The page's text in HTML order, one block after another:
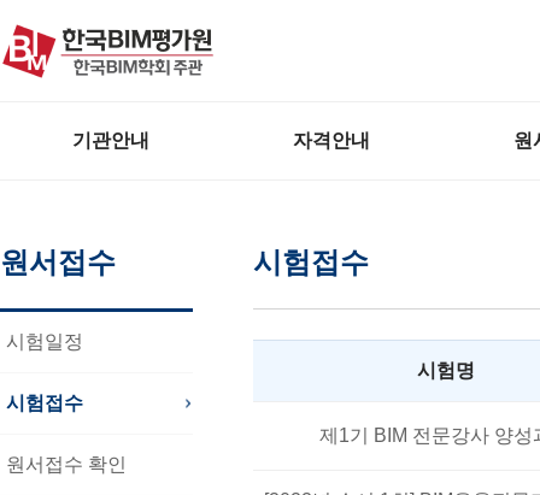
기관안내 자격안내 원
원서접수
시험일정
시험접수
원서접수 확인
시험접수
시험명
제1기 BIM 전문강사 양성